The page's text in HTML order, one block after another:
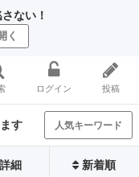
ない！
く
ログイン 投稿
す 人気キーワード
詳細 新着順